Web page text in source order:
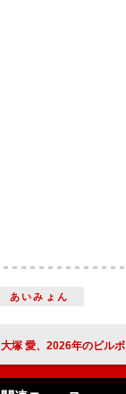
あいみょん
大塚 愛、2026年のビルボードライブ・ツ